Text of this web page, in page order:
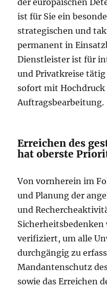
der europäischen
ist für Sie ein
strategischen und
permanent in
Dienstleister ist für
und Privatkreise
sofort mit
Auftragsbearbeitung.
Erreichen des
hat oberste
Von vornherein im
und Planung der
und
verifiziert, um alle
durchgängig zu
Mandantenschutz
sowie das Erreichen